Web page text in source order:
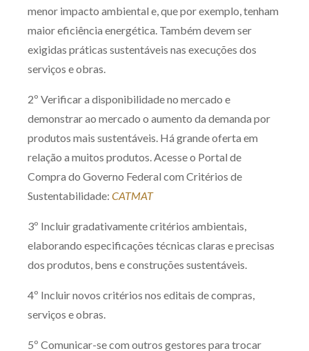
menor impacto ambiental e, que por exemplo, tenham
maior eficiência energética. Também devem ser
exigidas práticas sustentáveis nas execuções dos
serviços e obras.
2º Verificar a disponibilidade no mercado e
demonstrar ao mercado o aumento da demanda por
produtos mais sustentáveis. Há grande oferta em
relação a muitos produtos. Acesse o Portal de
Compra do Governo Federal com Critérios de
Sustentabilidade: CATMAT
3º Incluir gradativamente critérios ambientais,
elaborando especificações técnicas claras e precisas
dos produtos, bens e construções sustentáveis.
4º Incluir novos critérios nos editais de compras,
serviços e obras.
5º Comunicar-se com outros gestores para trocar